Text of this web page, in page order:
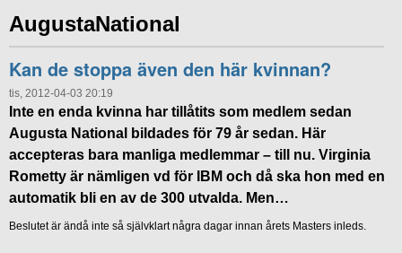
AugustaNational
Kan de stoppa även den här kvinnan?
tis, 2012-04-03 20:19
Inte en enda kvinna har tillåtits som medlem sedan
Augusta National bildades för 79 år sedan. Här
accepteras bara manliga medlemmar – till nu. Virginia
Rometty är nämligen vd för IBM och då ska hon med en
automatik bli en av de 300 utvalda. Men…
Beslutet är ändå inte så självklart några dagar innan årets Masters inleds.